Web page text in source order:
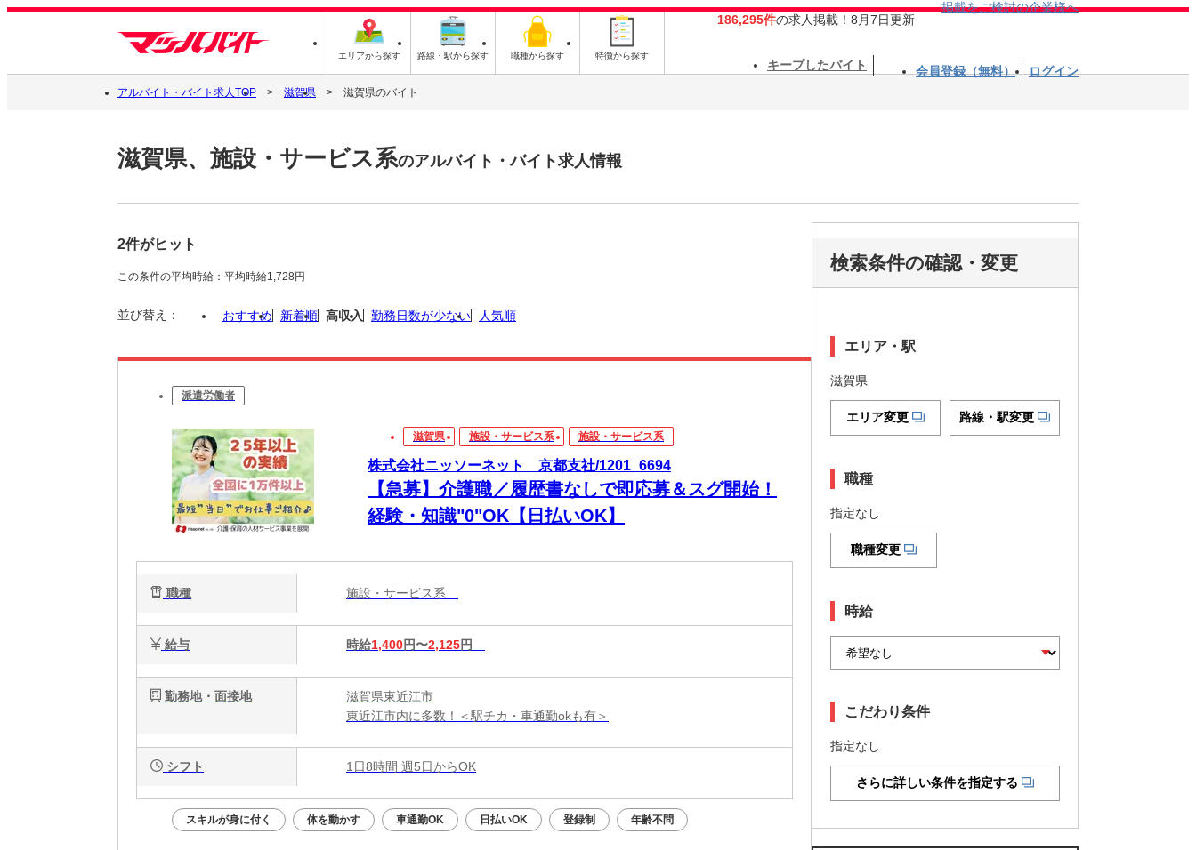
エリアから探す 路線・駅から探す 職種から探す 特徴から探す
186,295件の求人掲載！8月7日更新
掲載をご検討の企業様へ
キープしたバイト 会員登録（無料） ログイン
アルバイト・バイト求人TOP 滋賀県 滋賀県のバイト
滋賀県、施設・サービス系のアルバイト・バイト求人情報
2件がヒット
この条件の平均時給：平均時給1,728円
並び替え： おすすめ 新着順 高収入 勤務日数が少ない 人気順
派遣労働者
滋賀県 施設・サービス系 施設・サービス系
株式会社ニッソーネット 京都支社/1201_6694
【急募】介護職／履歴書なしで即応募＆スグ開始！
経験・知識"0"OK【日払いOK】
職種 施設・サービス系
給与 時給1,400円〜2,125円
勤務地・面接地
滋賀県東近江市
東近江市内に多数！＜駅チカ・車通勤okも有＞
シフト 1日8時間 週5日からOK
スキルが身に付く 体を動かす 車通勤OK 日払いOK 登録制 年齢不問
検索条件の確認・変更
エリア・駅
滋賀県
エリア変更 路線・駅変更
職種
指定なし
職種変更
時給
こだわり条件
指定なし
さらに詳しい条件を指定する